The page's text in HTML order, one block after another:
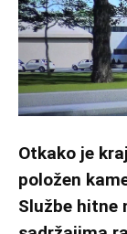
Otkako je
položen
Službe hitne